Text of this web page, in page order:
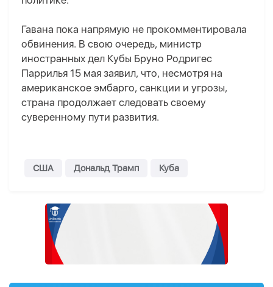
Гавана пока напрямую не прокомментировала
обвинения. В свою очередь, министр
иностранных дел Кубы Бруно Родригес
Паррилья 15 мая заявил, что, несмотря на
американское эмбарго, санкции и угрозы,
страна продолжает следовать своему
суверенному пути развития.
США Дональд Трамп Куба